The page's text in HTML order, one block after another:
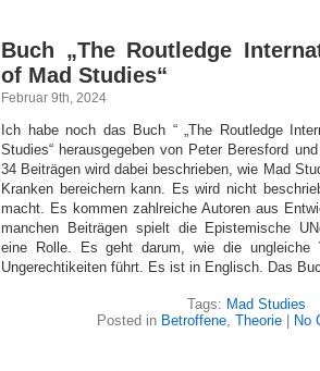
Buch „The Routledge
of Mad Studies“
Februar 9th, 2024
Ich habe noch das Buch “ „The Routledge
Studies“ herausgegeben von Peter Beresford
34 Beiträgen wird dabei beschrieben, wie Mad
Kranken bereichern kann. Es wird nicht
macht. Es kommen zahlreiche Autoren aus
manchen Beiträgen spielt die Epistemische
eine Rolle. Es geht darum, wie die ungleiche
Ungerechtikeiten führt. Es ist in Englisch. Das
Tags: Mad Studies
Posted in Betroffene, Theorie| No